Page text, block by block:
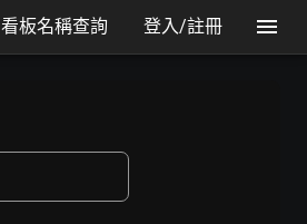
看板名稱查詢 登入/註冊